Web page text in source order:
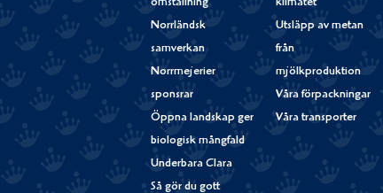
omställning
Norrländsk
samverkan
Norrmejerier
sponsrar
Öppna landskap ger
biologisk mångfald
Underbara Clara
Så gör du gott
klimatet
Utsläpp av metan
från
mjölkproduktion
Våra förpackningar
Våra transporter